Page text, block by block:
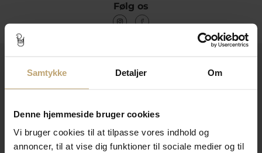
Samtykke Detaljer Om
Denne hjemmeside bruger cookies
Vi bruger cookies til at tilpasse vores indhold og
annoncer, til at vise dig funktioner til sociale medier og til
Følg os
Åbningstider I Butikken
Information
Praktiske Sider